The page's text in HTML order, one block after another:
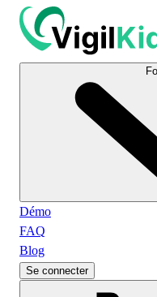
Démo
FAQ
Blog
Se connecter